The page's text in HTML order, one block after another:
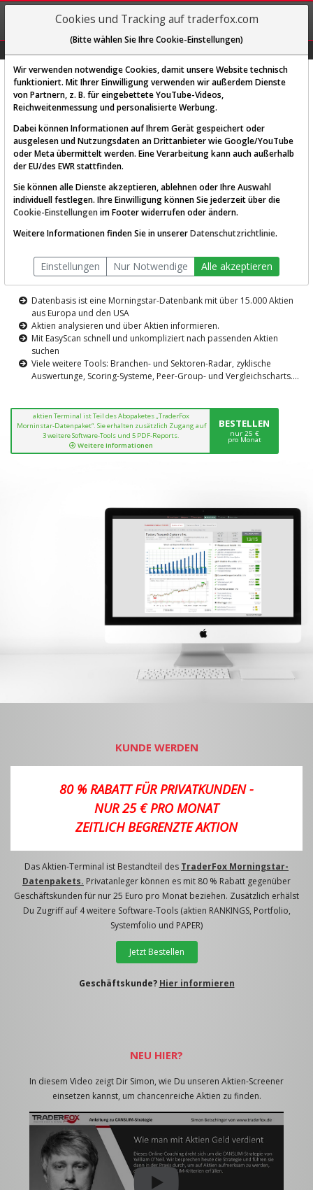
REGIS-
TRIEREN
Diese Funktion ist nur für
AKTIEN-TERMINAL
Die Aktienanalyse-Plattform von
TraderFox
Datenbasis ist eine Morningstar-Datenbank mit über 15.000 Aktien
aus Europa und den USA
Aktien analysieren und über Aktien informieren.
Mit EasyScan schnell und unkompliziert nach passenden Aktien
suchen
Viele weitere Tools: Branchen- und Sektoren-Radar, zyklische
Auswertunge, Scoring-Systeme, Peer-Group- und Vergleichscharts....
aktien Terminal ist Teil des Abopaketes „TraderFox
Morninstar-Datenpaket“. Sie erhalten zusätzlich Zugang auf
3 weitere Software-Tools und 5 PDF-Reports.
Weitere Informationen
BESTELLEN
nur 25 €
pro Monat
KUNDE WERDEN
80 % RABATT FÜR PRIVATKUNDEN -
NUR 25 € PRO MONAT
ZEITLICH BEGRENZTE AKTION
Das Aktien-Terminal ist Bestandteil des TraderFox Morningstar-
Datenpakets. Privatanleger können es mit 80 % Rabatt gegenüber
Geschäftskunden für nur 25 Euro pro Monat beziehen. Zusätzlich erhälst
Du Zugriff auf 4 weitere Software-Tools (aktien RANKINGS, Portfolio,
Systemfolio und PAPER)
Jetzt Bestellen
Geschäftskunde? Hier informieren
NEU HIER?
In diesem Video zeigt Dir Simon, wie Du unseren Aktien-Screener
einsetzen kannst, um chancenreiche Aktien zu finden.
Cookies und Tracking auf traderfox.com
(Bitte wählen Sie Ihre Cookie-Einstellungen)
Wir verwenden notwendige Cookies, damit unsere Website technisch
funktioniert. Mit Ihrer Einwilligung verwenden wir außerdem Dienste
von Partnern, z. B. für eingebettete YouTube-Videos,
Reichweitenmessung und personalisierte Werbung.
Dabei können Informationen auf Ihrem Gerät gespeichert oder
ausgelesen und Nutzungsdaten an Drittanbieter wie Google/YouTube
oder Meta übermittelt werden. Eine Verarbeitung kann auch außerhalb
der EU/des EWR stattfinden.
Sie können alle Dienste akzeptieren, ablehnen oder Ihre Auswahl
individuell festlegen. Ihre Einwilligung können Sie jederzeit über die
Cookie-Einstellungen im Footer widerrufen oder ändern.
Weitere Informationen finden Sie in unsererDatenschutzrichtlinie.
Einstellungen Nur Notwendige Alle akzeptieren